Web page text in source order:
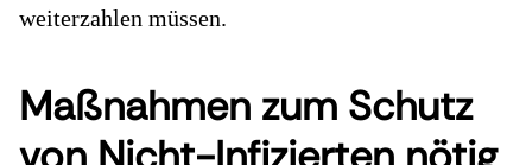
weiterzahlen müssen.
Maßnahmen zum Schutz